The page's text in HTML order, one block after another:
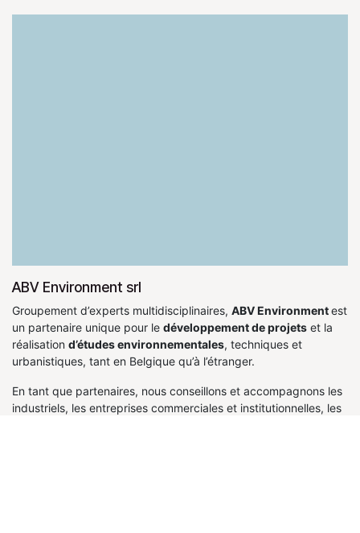
ABV Environment srl
Groupement d’experts multidisciplinaires, ABV Environmentest
un partenaire unique pour le développement de projets et la
réalisation d’études environnementales, techniques et
urbanistiques, tant en Belgique qu’à l’étranger.
En tant que partenaires, nous conseillons et accompagnons les
industriels, les entreprises commerciales et institutionnelles, les